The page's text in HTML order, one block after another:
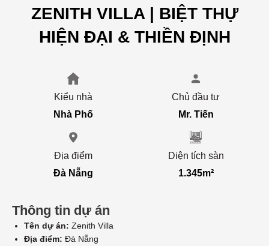
ZENITH VILLA | BIỆT THỰ
HIỆN ĐẠI & THIỀN ĐỊNH
Kiểu nhà
Nhà Phố
Chủ đầu tư
Mr. Tiến
Địa điểm
Đà Nẵng
Diện tích sàn
1.345m²
Thông tin dự án
Tên dự án: Zenith Villa
Địa điểm: Đà Nẵng